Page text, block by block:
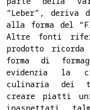
“Leber”, deriva
alla forma del
Altre fonti
prodotto ricorda
forma di
evidenzia la
culinaria dei
creare piatti